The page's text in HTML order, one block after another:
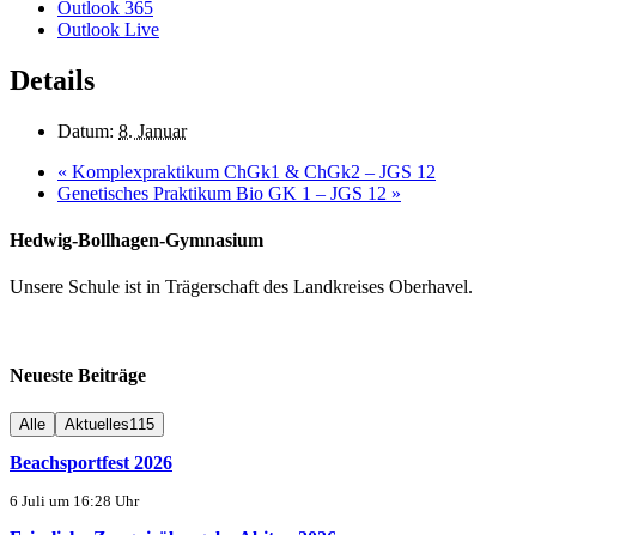
Outlook 365
Outlook Live
Details
Datum: 8. Januar
« Komplexpraktikum ChGk1 & ChGk2 – JGS 12
Genetisches Praktikum Bio GK 1 – JGS 12 »
Hedwig-Bollhagen-Gymnasium
Unsere Schule ist in Trägerschaft des Landkreises Oberhavel.
Neueste Beiträge
Alle Aktuelles115
Beachsportfest 2026
6 Juli um 16:28 Uhr